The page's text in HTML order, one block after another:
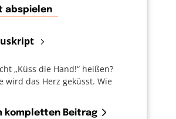
abspielen
„Küss die Hand!“ heißen?
wird das Herz geküsst. Wie
kompletten Beitrag